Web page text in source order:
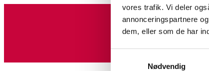
vores trafik. Vi deler
annonceringspartnere
dem, eller som de har
Nødvendig
Tilmeld dig vores